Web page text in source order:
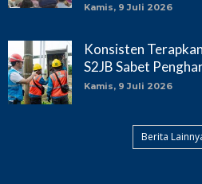
Kamis, 9 Juli 2026
Konsisten
S2JB Sabet
Kamis, 9 Juli 2026
Berita